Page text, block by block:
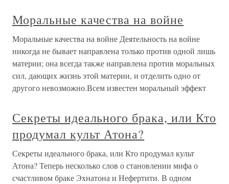
Моральные качества на войне
Моральные качества на войне Деятельность на войне
никогда не бывает направлена только против одной лишь
материи; она всегда также направлена против моральных
сил, дающих жизнь этой материи, и отделить одно от
другого невозможно.Всем известен моральный эффект
Секреты идеального брака, или Кто
продумал культ Атона?
Секреты идеального брака, или Кто продумал культ
Атона? Теперь несколько слов о становлении мифа о
счастливом браке Эхнатона и Нефертити. В одном